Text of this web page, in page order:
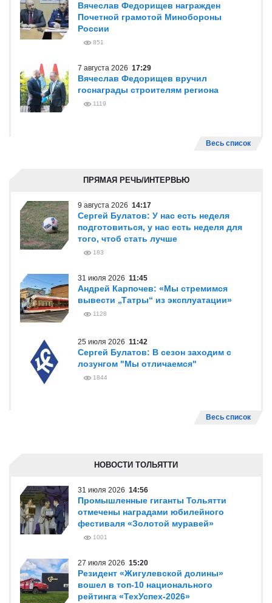
Вячеслав Федорищев награжден
Почетной грамотой Минобороны
России
851
7 августа 2026 17:29
Вячеслав Федорищев вручил
госнаграды строителям региона
1119
Весь список
ПРЯМАЯ РЕЧЬ/ИНТЕРВЬЮ
9 августа 2026 14:17
Сергей Булатов: У нас есть неделя
подготовиться, у нас есть неделя для
того, чтоб стать лучше
183
31 июля 2026 11:45
Андрей Карпочев: «Мы стремимся
вывести „Татры“ из эксплуатации»
1128
25 июля 2026 11:42
Сергей Булатов: В сезон заходим с
лозунгом "Мы отличаемся"
1844
Весь список
НОВОСТИ ТОЛЬЯТТИ
31 июля 2026 14:56
Промышленные гиганты Тольятти
отмечены наградами юбилейного
фестиваля «Золотой муравей»
1001
27 июля 2026 15:20
Резидент «Жигулевской долины»
вошел в топ-10 национального
рейтинга «ТехУспех-2026»